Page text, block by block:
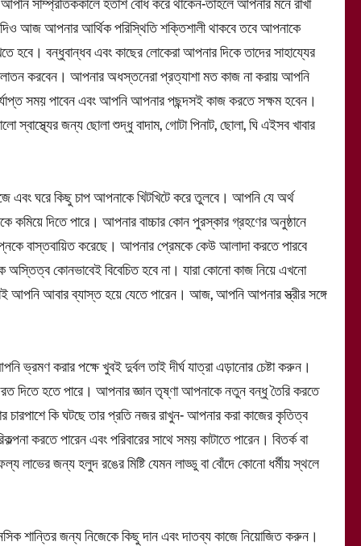
আজ আপনার আর্থিক পরিস্থিতি শক্তিশালী থাকবে তবে আপনাকে
হবে। বন্ধুবান্ধব এবং কাছের লোকেরা আপনার দিকে তাদের সাহায্যের
করবেন। আপনার অধস্তনেরা প্রত্যাশা মত কাজ না করায় আপনি
সময় পাবেন এবং আপনি আপনার পছন্দসই কাজ করতে সক্ষম হবেন।
জন্য ছোলা শুদ্ধু বাদাম, গোটা পিনাট, ছোলা, ঘি এইসব খাবার
ঘরে কিছু চাপ আপনাকে খিটখিটে করে তুলবে। আপনি যে অর্থ
দিতে পারে। আপনার বাচ্চার কোন পুরস্কার গ্রহণের অনুষ্ঠানে
বাস্তবায়িত করেছে। আপনার প্রেমকে কেউ আলাদা করতে পারবে
কোনভাবেই বিবেচিত হবে না। যারা কোনো কাজ নিয়ে এখনো
আপনি আবার ব্যাস্ত হয়ে যেতে পারেন। আজ, আপনি আপনার স্ত্রীর সঙ্গে
করার পক্ষে খুবই দুর্বল তাই দীর্ঘ যাত্রা এড়ানোর চেষ্টা করুন।
দিতে হতে পারে। আপনার জ্ঞান তৃষ্ণা আপনাকে নতুন বন্ধু তৈরি করতে
কি ঘটছে তার প্রতি নজর রাখুন- আপনার করা কাজের কৃতিত্ব
করতে পারেন এবং পরিবারের সাথে সময় কাটাতে পারেন। বিতর্ক বা
জন্য হলুদ রঙের মিষ্টি যেমন লাড্ডু বা বোঁদে কোনো ধর্মীয় স্থলে
জন্য নিজেকে কিছু দান এবং দাতব্য কাজে নিয়োজিত করুন।